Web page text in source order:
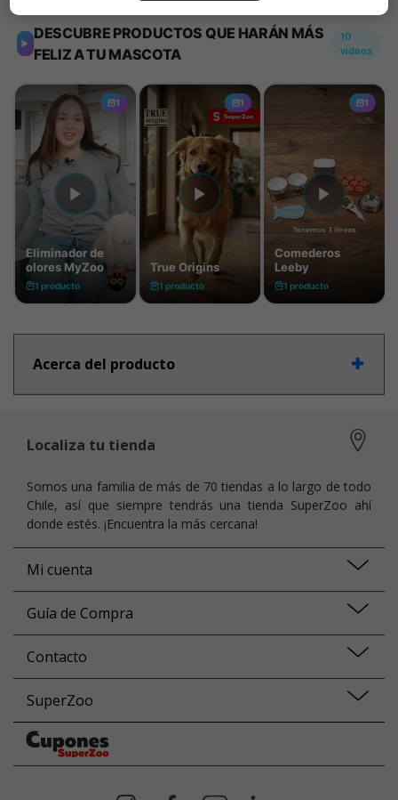
Acerca del producto
Localiza tu tienda
Somos una familia de más de 70 tiendas a lo largo de todo
Chile, así que siempre tendrás una tienda SuperZoo ahí
donde estés. ¡Encuentra la más cercana!
Mi cuenta
Guía de Compra
Contacto
SuperZoo